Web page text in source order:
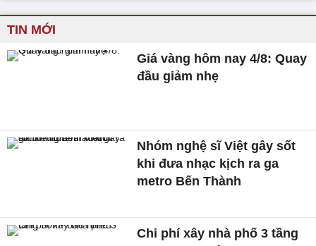
TIN MỚI
Giá vàng hôm nay 4/8: Quay
đầu giảm nhẹ
Nhóm nghệ sĩ Việt gây sốt
khi đưa nhạc kịch ra ga
metro Bến Thành
Chi phí xây nhà phố 3 tầng